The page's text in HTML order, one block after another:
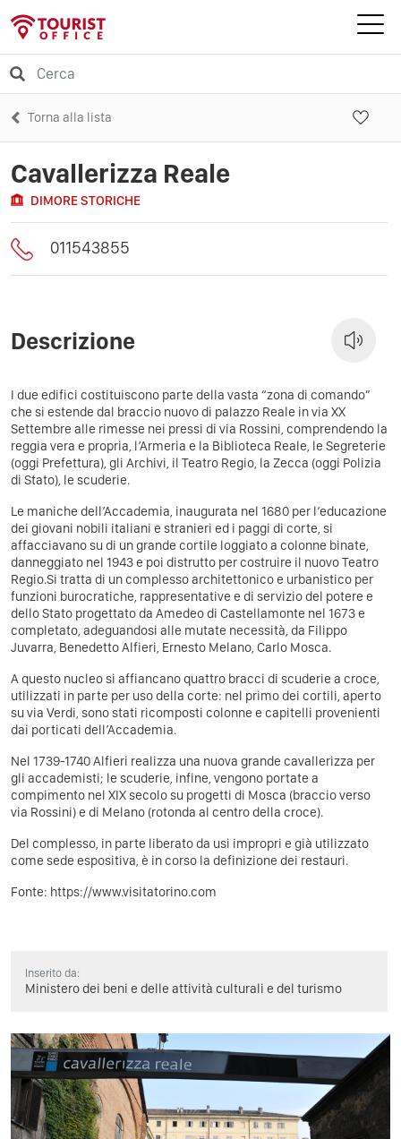
Torna alla lista
Cavallerizza Reale
DIMORE STORICHE
011543855
Descrizione
I due edifici costituiscono parte della vasta “zona di comando”
che si estende dal braccio nuovo di palazzo Reale in via XX
Settembre alle rimesse nei pressi di via Rossini, comprendendo la
reggia vera e propria, l’Armeria e la Biblioteca Reale, le Segreterie
(oggi Prefettura), gli Archivi, il Teatro Regio, la Zecca (oggi Polizia
di Stato), le scuderie.
Le maniche dell’Accademia, inaugurata nel 1680 per l’educazione
dei giovani nobili italiani e stranieri ed i paggi di corte, si
affacciavano su di un grande cortile loggiato a colonne binate,
danneggiato nel 1943 e poi distrutto per costruire il nuovo Teatro
Regio.Si tratta di un complesso architettonico e urbanistico per
funzioni burocratiche, rappresentative e di servizio del potere e
dello Stato progettato da Amedeo di Castellamonte nel 1673 e
completato, adeguandosi alle mutate necessità, da Filippo
Juvarra, Benedetto Alfieri, Ernesto Melano, Carlo Mosca.
A questo nucleo si affiancano quattro bracci di scuderie a croce,
utilizzati in parte per uso della corte: nel primo dei cortili, aperto
su via Verdi, sono stati ricomposti colonne e capitelli provenienti
dai porticati dell’Accademia.
Nel 1739-1740 Alfieri realizza una nuova grande cavallerizza per
gli accademisti; le scuderie, infine, vengono portate a
compimento nel XIX secolo su progetti di Mosca (braccio verso
via Rossini) e di Melano (rotonda al centro della croce).
Del complesso, in parte liberato da usi impropri e già utilizzato
come sede espositiva, è in corso la definizione dei restauri.
Fonte: https://www.visitatorino.com
Inserito da:
Ministero dei beni e delle attività culturali e del turismo